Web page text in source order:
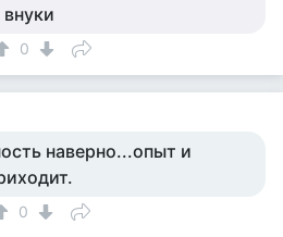
0
наверно...опыт и
0